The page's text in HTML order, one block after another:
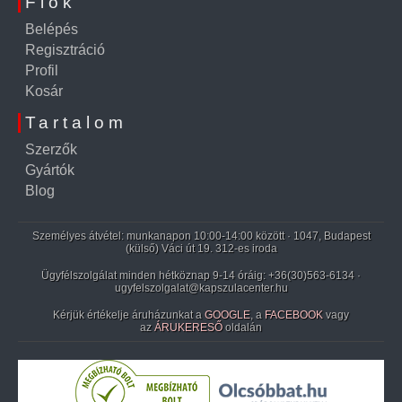
Belépés
Regisztráció
Profil
Kosár
Tartalom
Szerzők
Gyártók
Blog
Személyes átvétel: munkanapon 10:00-14:00 között · 1047, Budapest
(külső) Váci út 19. 312-es iroda
Ügyfélszolgálat minden hétköznap 9-14 óráig: +36(30)563-6134 ·
ugyfelszolgalat@kapszulacenter.hu
Kérjük értékelje áruházunkat a GOOGLE, a FACEBOOK vagy
az ÁRUKERESŐ oldalán